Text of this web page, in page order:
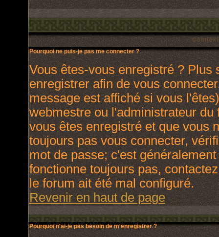
Pourquoi ne puis-je pas me connecter ?
Vous êtes-vous enregistré ? Plus
enregistrer afin de vous
message est affiché si vous
webmestre ou l'administrateur
vous êtes enregistré et que vous
toujours pas vous connecter,
mot de passe; c'est
fonctionne toujours pas,
le forum ait été mal configuré.
Revenir en haut de page
Pourquoi n'ai-je pas besoin de m'enregistrer ?